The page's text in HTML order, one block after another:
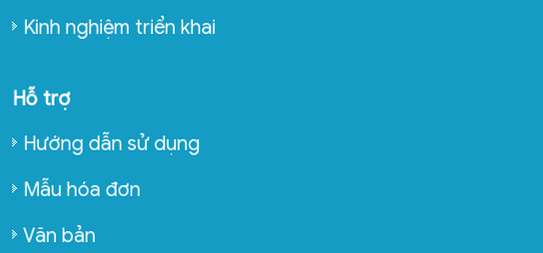
Kinh nghiệm triển khai
Hỗ trợ
Hướng dẫn sử dụng
Mẫu hóa đơn
Văn bản